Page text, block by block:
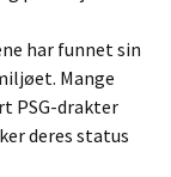
har funnet sin
Mange
PSG-drakter
deres status